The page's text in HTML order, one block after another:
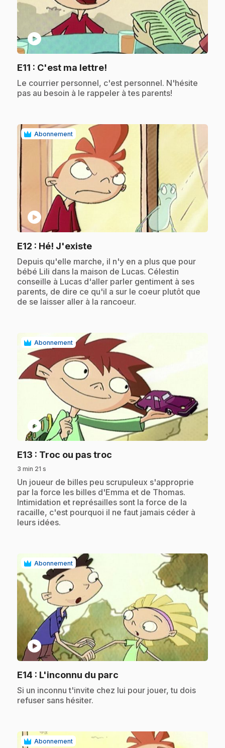
play_circle
E11 : C'est ma lettre!
.Le courrier personnel, c'est personnel. N'hésite
pas au besoin à le rappeler à tes parents!
Abonnement
play_circle
E12 : Hé! J'existe.
.Depuis qu'elle marche, il n'y en a plus que pour
bébé Lili dans la maison de Lucas. Célestin
conseille à Lucas d'aller parler gentiment à ses
parents, de dire ce qu'il a sur le coeur plutôt que
de se laisser aller à la rancoeur.
Abonnement
play_circle
E13 : Troc ou pas troc
3 min 21 s
.Un joueur de billes peu scrupuleux s'approprie
par la force les billes d'Emma et de Thomas.
Intimidation et représailles sont la force de la
racaille, c'est pourquoi il ne faut jamais céder à
leurs idées.
Abonnement
play_circle
E14 : L'inconnu du parc
.Si un inconnu t'invite chez lui pour jouer, tu dois
refuser sans hésiter.
Abonnement